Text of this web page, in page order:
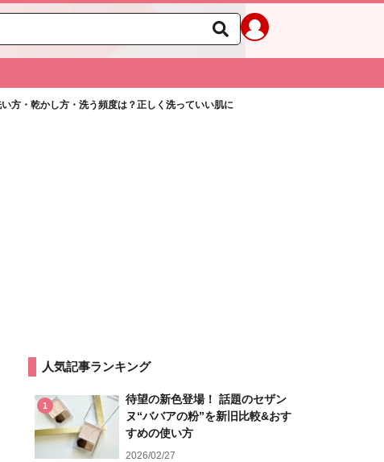
方・乾かし方・洗う頻度は？正しく洗っていい肌に
人気記事ランキング
1
待望の新色登場！ 話題のセザン
ヌ“ババアの粉”を新旧比較&おす
すめの使い方
2026/02/27